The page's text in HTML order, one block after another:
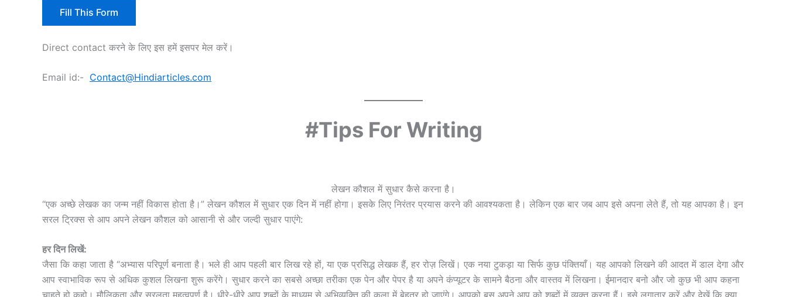
Fill This Form
Direct contact करने के लिए इस हमें इसपर मेल करें।
Email id:- Contact@Hindiarticles.com
#Tips For Writing
लेखन कौशल में सुधार कैसे करना है।
“एक अच्छे लेखक का जन्म नहीं विकास होता है।” लेखन कौशल में सुधार एक दिन में नहीं होगा। इसके लिए निरंतर प्रयास करने की आवश्यकता है। लेकिन एक बार जब आप इसे अपना लेते हैं, तो यह आपका है। इन
सरल ट्रिक्स से आप अपने लेखन कौशल को आसानी से और जल्दी सुधार पाएंगे:
हर दिन लिखें:
जैसा कि कहा जाता है “अभ्यास परिपूर्ण बनाता है। भले ही आप पहली बार लिख रहे हों, या एक प्रसिद्ध लेखक हैं, हर रोज़ लिखें। एक नया टुकड़ा या सिर्फ कुछ पंक्तियाँ। यह आपको लिखने की आदत में डाल देगा और
आप स्वाभाविक रूप से अधिक कुशल लिखना शुरू करेंगे। सुधार करने का सबसे अच्छा तरीका एक पेन और पेपर है या अपने कंप्यूटर के सामने बैठना और वास्तव में लिखना। ईमानदार बनो और जो कुछ भी आप कहना